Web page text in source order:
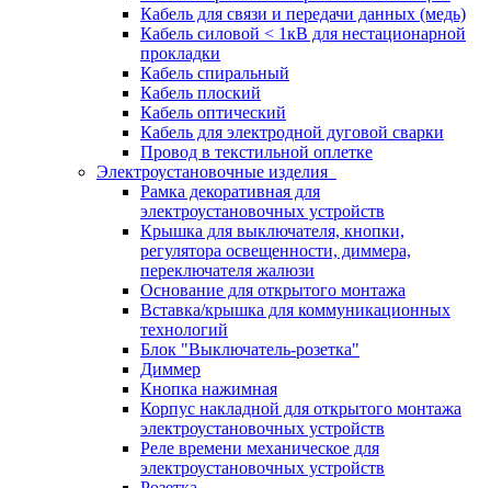
Кабель для связи и передачи данных (медь)
Кабель силовой < 1кВ для нестационарной
прокладки
Кабель спиральный
Кабель плоский
Кабель оптический
Кабель для электродной дуговой сварки
Провод в текстильной оплетке
Электроустановочные изделия
Рамка декоративная для
электроустановочных устройств
Крышка для выключателя, кнопки,
регулятора освещенности, диммера,
переключателя жалюзи
Основание для открытого монтажа
Вставка/крышка для коммуникационных
технологий
Блок "Выключатель-розетка"
Диммер
Кнопка нажимная
Корпус накладной для открытого монтажа
электроустановочных устройств
Реле времени механическое для
электроустановочных устройств